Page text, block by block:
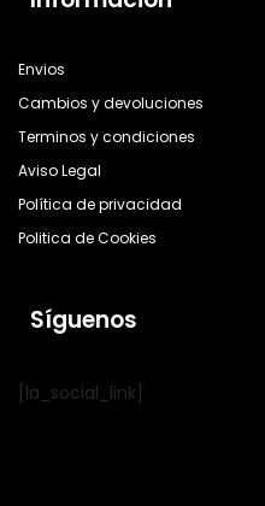
Envios
Cambios y devoluciones
Terminos y condiciones
Aviso Legal
Política de privacidad
Politica de Cookies
Síguenos
[la_social_link]